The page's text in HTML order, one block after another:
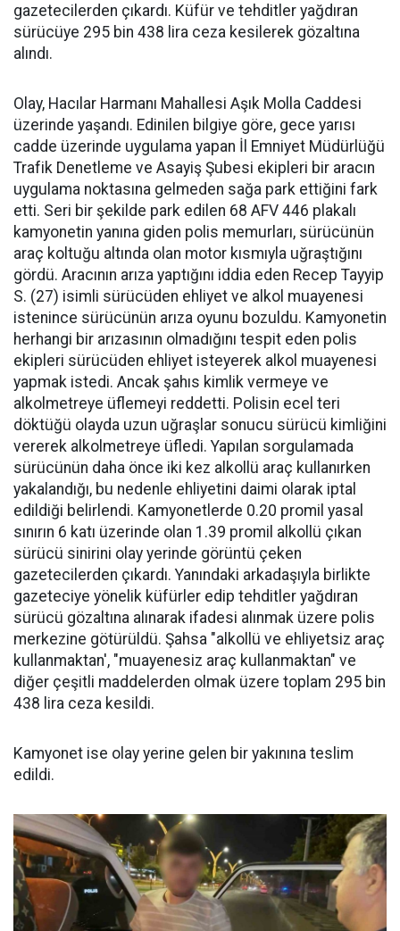
gazetecilerden çıkardı. Küfür ve tehditler yağdıran
sürücüye 295 bin 438 lira ceza kesilerek gözaltına
alındı.
Olay, Hacılar Harmanı Mahallesi Aşık Molla Caddesi
üzerinde yaşandı. Edinilen bilgiye göre, gece yarısı
cadde üzerinde uygulama yapan İl Emniyet Müdürlüğü
Trafik Denetleme ve Asayiş Şubesi ekipleri bir aracın
uygulama noktasına gelmeden sağa park ettiğini fark
etti. Seri bir şekilde park edilen 68 AFV 446 plakalı
kamyonetin yanına giden polis memurları, sürücünün
araç koltuğu altında olan motor kısmıyla uğraştığını
gördü. Aracının arıza yaptığını iddia eden Recep Tayyip
S. (27) isimli sürücüden ehliyet ve alkol muayenesi
istenince sürücünün arıza oyunu bozuldu. Kamyonetin
herhangi bir arızasının olmadığını tespit eden polis
ekipleri sürücüden ehliyet isteyerek alkol muayenesi
yapmak istedi. Ancak şahıs kimlik vermeye ve
alkolmetreye üflemeyi reddetti. Polisin ecel teri
döktüğü olayda uzun uğraşlar sonucu sürücü kimliğini
vererek alkolmetreye üfledi. Yapılan sorgulamada
sürücünün daha önce iki kez alkollü araç kullanırken
yakalandığı, bu nedenle ehliyetini daimi olarak iptal
edildiği belirlendi. Kamyonetlerde 0.20 promil yasal
sınırın 6 katı üzerinde olan 1.39 promil alkollü çıkan
sürücü sinirini olay yerinde görüntü çeken
gazetecilerden çıkardı. Yanındaki arkadaşıyla birlikte
gazeteciye yönelik küfürler edip tehditler yağdıran
sürücü gözaltına alınarak ifadesi alınmak üzere polis
merkezine götürüldü. Şahsa "alkollü ve ehliyetsiz araç
kullanmaktan', "muayenesiz araç kullanmaktan" ve
diğer çeşitli maddelerden olmak üzere toplam 295 bin
438 lira ceza kesildi.
Kamyonet ise olay yerine gelen bir yakınına teslim
edildi.